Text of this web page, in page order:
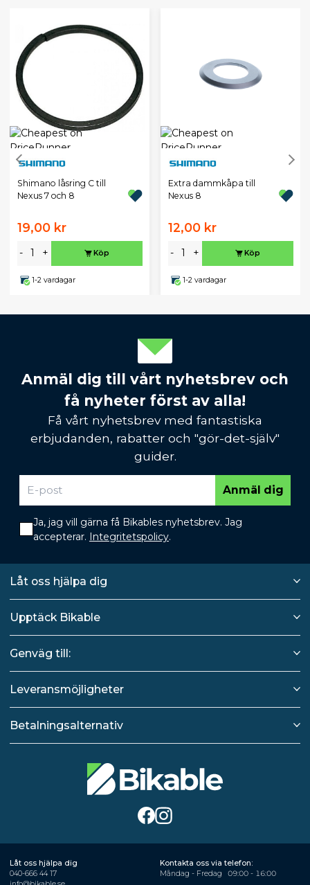
Shimano låsring C till
Nexus 7 och 8
19,00 kr
- + Köp
1-2 vardagar
Extra dammkåpa till
Nexus 8
12,00 kr
- + Köp
1-2 vardagar
Anmäl dig till vårt nyhetsbrev och
få nyheter först av alla!
Få vårt nyhetsbrev med fantastiska
erbjudanden, rabatter och "gör-det-själv"
guider.
Anmäl dig
Ja, jag vill gärna få Bikables nyhetsbrev. Jag
accepterar. Integritetspolicy.
Låt oss hjälpa dig
Upptäck Bikable
Genväg till:
Leveransmöjligheter
Betalningsalternativ
Låt oss hjälpa dig
040-666 44 17
Kontakta oss via telefon:
Måndag - Fredag
09:00 - 16:00